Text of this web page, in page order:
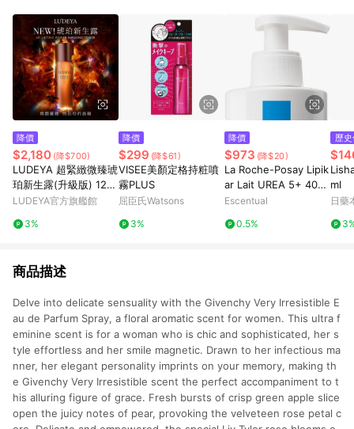
降價
$2,180 (降$700)
LUDEYA 超緊緻微臻琥
珀新生露(升級版) 120
ml
LUDEYA官方旗艦館
3%
降價
$299 (降$61)
VISEE美顏定格持粧噴
霧PLUS
屈臣氏Watsons
3%
降價
$973 (降$20)
La Roche-Posay Lipik
ar Lait UREA 5+ 400
ml
Escentual
0.5%
歷
ml
日藥
商品描述
Delve into delicate sensuality with the Givenchy Very Irresistible E
au de Parfum Spray, a floral aromatic scent for women. This ultra f
eminine scent is for a woman who is chic and sophisticated, her s
tyle effortless and her smile magnetic. Drawn to her infectious ma
nner, her elegant personality imprints on your memory, making th
e Givenchy Very Irresistible scent the perfect accompaniment to t
his alluring figure of grace. Fresh bursts of crisp green apple slice
open the juicy notes of pear, provoking the velveteen rose petal c